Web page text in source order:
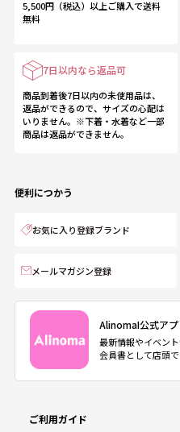
5,500円（税込）以上ご購入で送料
無料
7日以内なら返品可
商品到着後7日以内の未使用品は、
返品ができるので、サイズの心配は
いりません。※下着・水着など一部
商品は返品ができません。
便利につかう
お気に入り登録ブランド
メールマガジン登録
AlinomaI公式アプ
最新情報やイベン
会員書として店頭
ご利用ガイド